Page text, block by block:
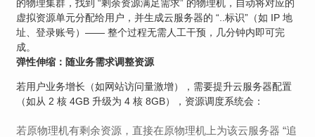
的物理集群，找到 “剩余资源满足需求” 的物理机，自动将对应的
虚拟资源单元分配给用户，并生成云服务器的 “..标识”（如 IP 地
址、登录账号）—— 整个过程无需人工干预，几分钟内即可完
成。
弹性伸缩：随业务需求调整资源
若用户业务增长（如网站访问量激增），需要提升云服务器配置
（如从 2 核 4GB 升级为 4 核 8GB），资源调度系统会：
若原物理机有剩余资源，直接在原物理机上为该云服务器 “追